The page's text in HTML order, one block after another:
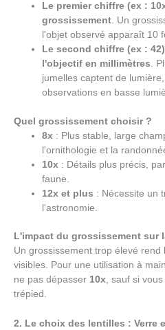
Le premier chiffre (ex :
grossissement. Un
l'objet observé apparaît 10
Le second chiffre (ex : 42)
l'objectif en millimètres.
jumelles captent de
observations en basse
Quel grossissement choisir ?
8x : Plus stable, large
l'ornithologie et la
10x : Détails plus précis,
faune.
12x et plus : Nécessite un
l'astronomie.
L'impact du grossissement sur
Un grossissement trop élevé rend
visibles. Pour une utilisation à
ne pas dépasser 10x, sauf si
trépied.
2. Le choix des lentilles : Verre